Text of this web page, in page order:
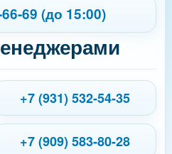
69 (до 15:00)
+7 (931) 532-54-35
+7 (909) 583-80-28